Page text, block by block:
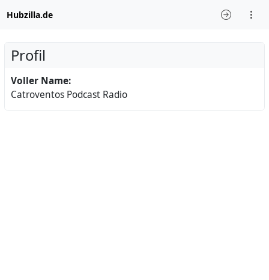
Hubzilla.de
Profil
Voller Name:
Catroventos Podcast Radio